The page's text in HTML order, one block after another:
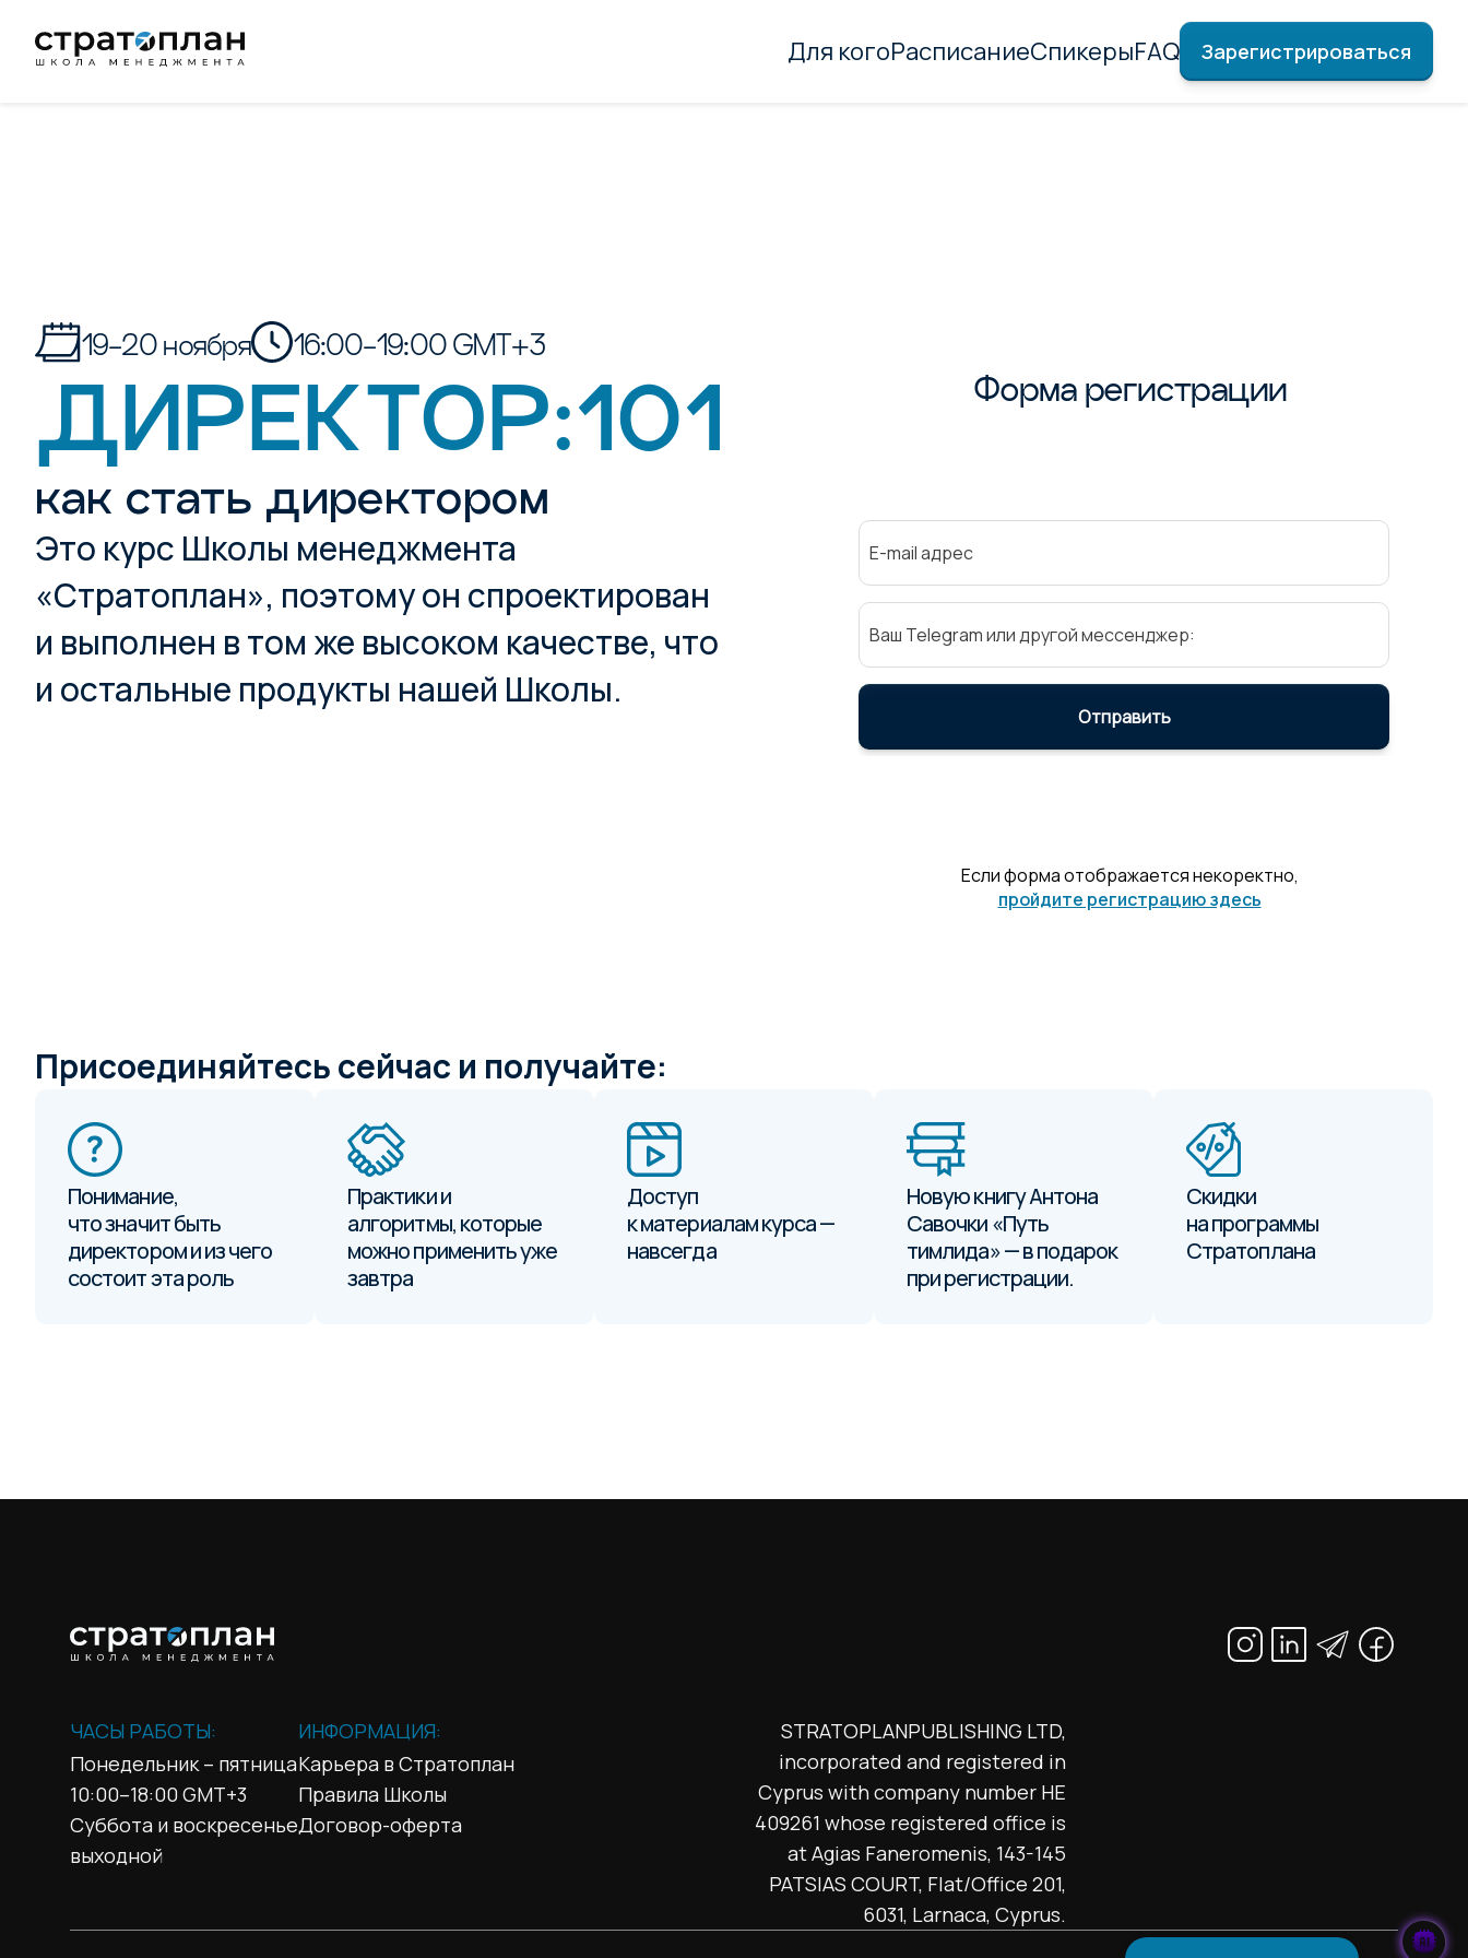
Для когоРасписаниеСпикерыFAQ Зарегистрироваться
19-20 ноября 16:00-19:00 GMT+3
ДИРЕКТОР:101
как стать директором
Это курс Школы менеджмента
«Стратоплан», поэтому он спроектирован
и выполнен в том же высоком качестве, что
и остальные продукты нашей Школы.
Форма регистрации
Если форма отображается некоректно,
пройдите регистрацию здесь
Присоединяйтесь сейчас и получайте:
Понимание,
что значит быть
директором и из чего
состоит эта роль
Практики и
алгоритмы, которые
можно применить уже
завтра
Доступ
к материалам курса —
навсегда
Новую книгу Антона
Савочки «Путь
тимлида» — в подарок
при регистрации.
Скидки
на программы
Стратоплана
ЧАСЫ РАБОТЫ:
Понедельник – пятница
10:00–18:00 GMT+3
Суббота и воскресенье
выходной
ИНФОРМАЦИЯ:
Карьера в Стратоплан
Правила Школы
Договор-оферта
STRATOPLANPUBLISHING LTD,
incorporated and registered in
Cyprus with company number HE
409261 whose registered office is
at Agias Faneromenis, 143-145
PATSIAS COURT, Flat/Office 201,
6031, Larnaca, Cyprus.